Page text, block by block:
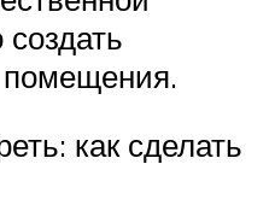
как сделать